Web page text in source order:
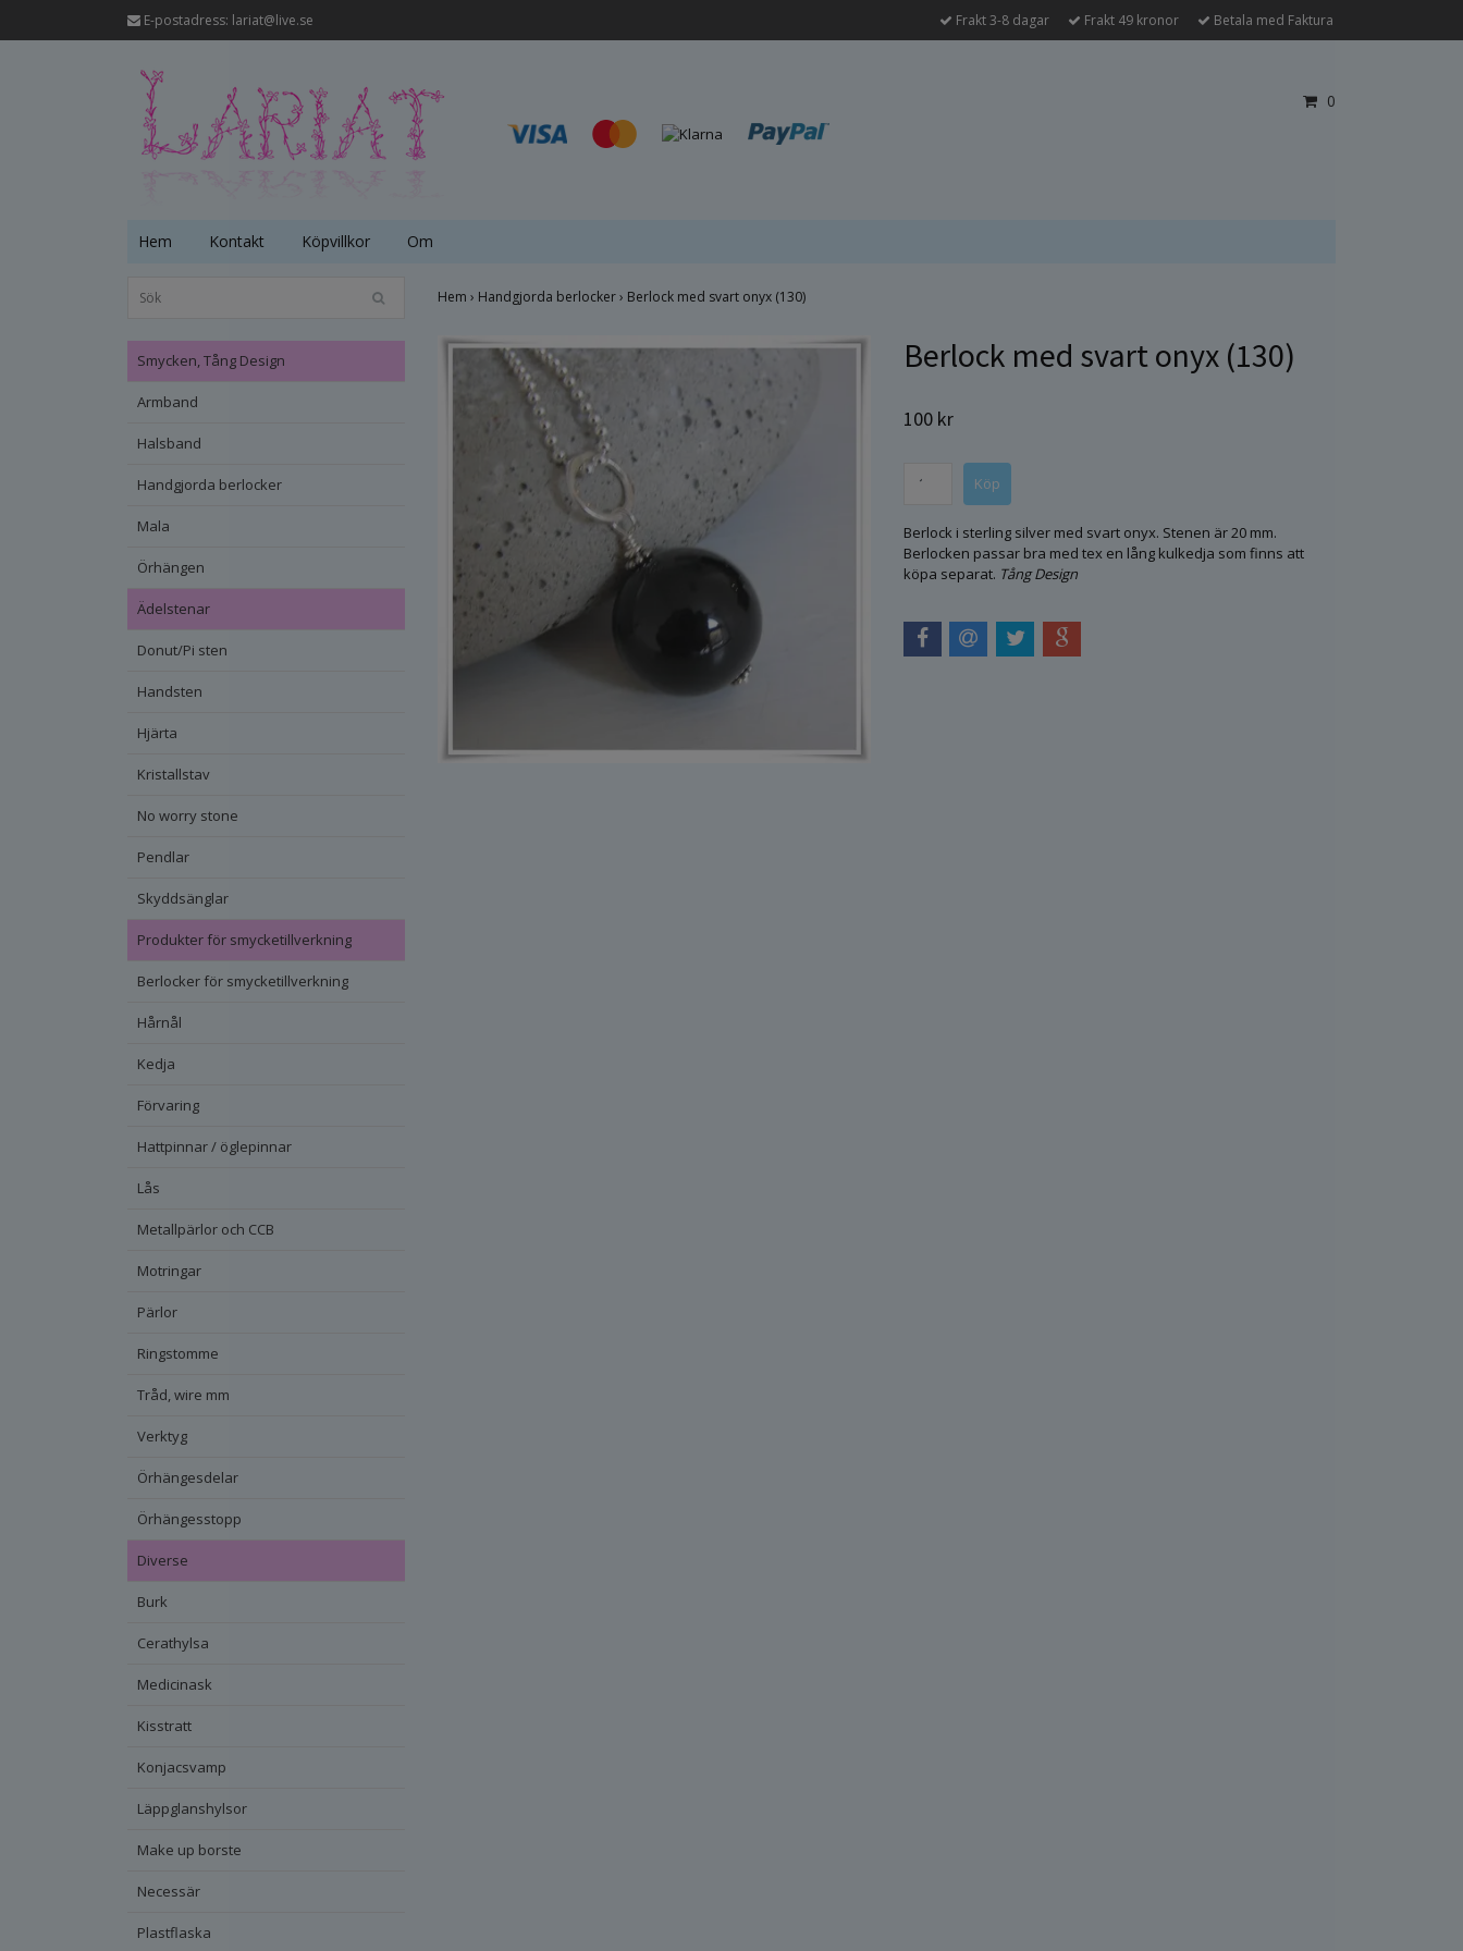
E-postadress: lariat@live.se Frakt 3-8 dagar Frakt 49 kronor Betala med Faktura
0
Hem Kontakt Köpvillkor Om
Smycken, Tång Design
Armband
Halsband
Handgjorda berlocker
Mala
Örhängen
Ädelstenar
Donut/Pi sten
Handsten
Hjärta
Kristallstav
No worry stone
Pendlar
Skyddsänglar
Produkter för smycketillverkning
Berlocker för smycketillverkning
Hårnål
Kedja
Förvaring
Hattpinnar / öglepinnar
Lås
Metallpärlor och CCB
Motringar
Pärlor
Ringstomme
Tråd, wire mm
Verktyg
Örhängesdelar
Örhängesstopp
Diverse
Burk
Cerathylsa
Medicinask
Kisstratt
Konjacsvamp
Läppglanshylsor
Make up borste
Necessär
Plastflaska
Hem › Handgjorda berlocker› Berlock med svart onyx (130)
Berlock med svart onyx (130)
100 kr
Berlock i sterling silver med svart onyx. Stenen är 20 mm.
Berlocken passar bra med tex en lång kulkedja som finns att
köpa separat. Tång Design